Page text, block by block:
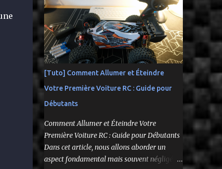
pratiques, et bien sûr, une conclusion sur ses
performances et sa valeur. Ce modèle se
distingue par son prix attractif et ses
fonctionnalités intéressantes, et nous allons
examiner tout cela en profondeur. ---------
-------------------------------- Lien
affilié Aliexpress 👉​
https://s.click.aliexpress.com/e/_c3IM84VZ --
---------------------------------------
[Tuto] Comment Allumer et Éteindre
Votre Première Voiture RC : Guide pour
Débutants
Comment Allumer et Éteindre Votre
Première Voiture RC : Guide pour Débutants
Dans cet article, nous allons aborder un
aspect fondamental mais souvent négligé de